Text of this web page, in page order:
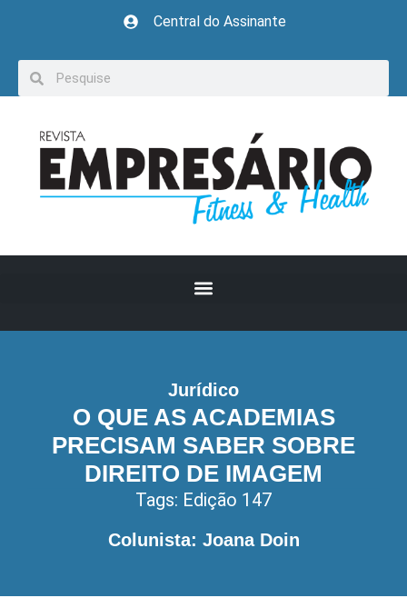
Central do Assinante
Jurídico
O QUE AS ACADEMIAS
PRECISAM SABER SOBRE
DIREITO DE IMAGEM
Tags: Edição 147
Colunista: Joana Doin